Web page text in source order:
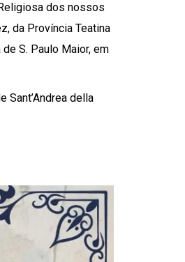
dos nossos
da Província Teatina
S. Paulo Maior, em
Sant’Andrea della